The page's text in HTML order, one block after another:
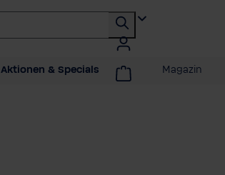
Aktionen & Specials Magazin